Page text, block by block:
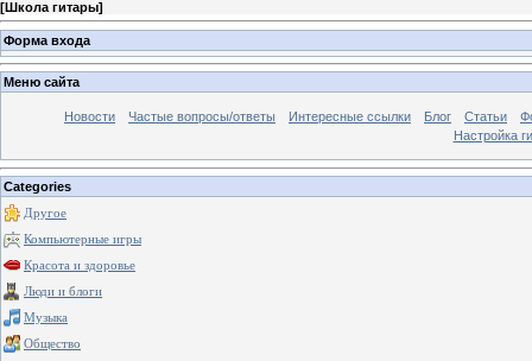
[Школа гитары]
Форма входа
Меню сайта
Новости Частые вопросы/ответы Интересные ссылки Блог Статьи
Настройка
Categories
Другое
Компьютерные игры
Красота и здоровье
Люди и блоги
Музыка
Общество